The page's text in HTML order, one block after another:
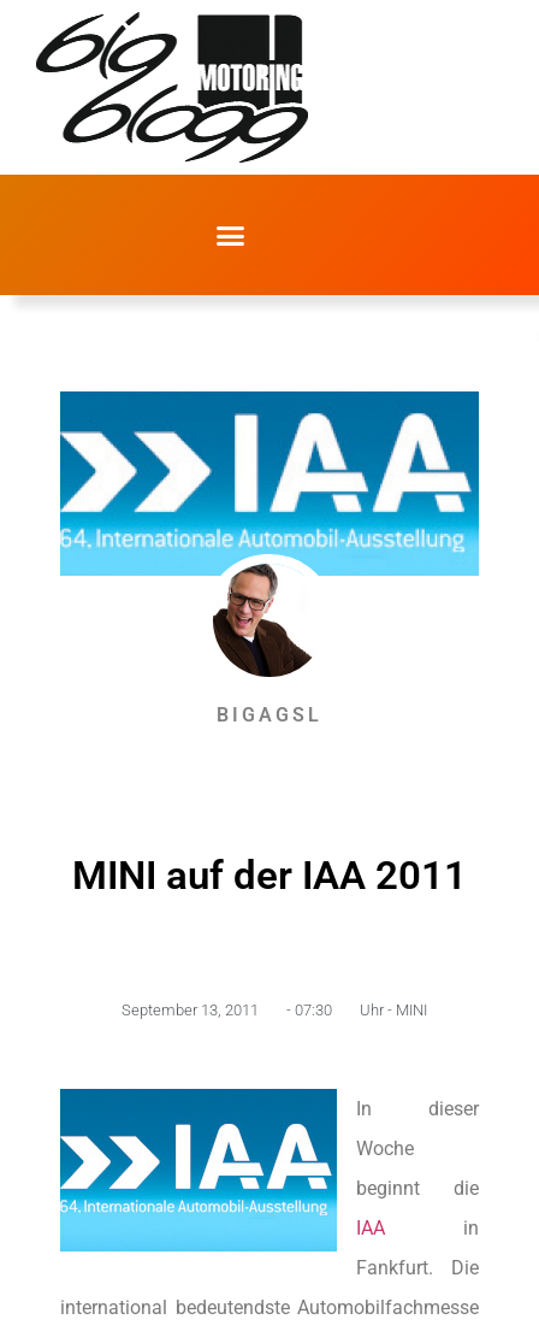
BIGAGSL
MINI auf der IAA 2011
September 13, 2011 - 07:30 Uhr - MINI
In dieser
Woche
beginnt die
IAA in
Fankfurt. Die
international bedeutendste Automobilfachmesse